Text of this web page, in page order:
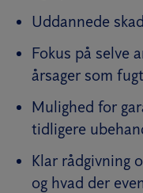
Uddannede
Fokus på selve
årsager som
Mulighed for
tidligere
Klar rådgivning
og hvad der